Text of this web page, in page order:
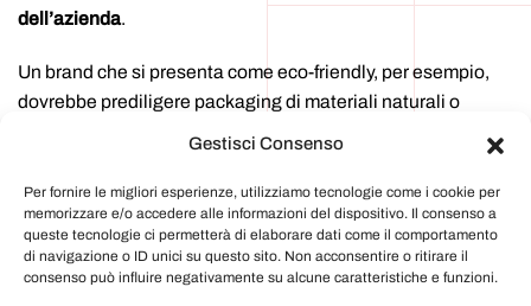
Gestisci Consenso
Per fornire le migliori esperienze, utilizziamo tecnologie come i cookie per
memorizzare e/o accedere alle informazioni del dispositivo. Il consenso a
queste tecnologie ci permetterà di elaborare dati come il comportamento
di navigazione o ID unici su questo sito. Non acconsentire o ritirare il
consenso può influire negativamente su alcune caratteristiche e funzioni.
dell’azienda.
Un brand che si presenta come eco-friendly, per esempio,
dovrebbe prediligere packaging di materiali naturali o
una ricerca preventiva sui destinatari della campagna di
creative seeding, per individuare e disegnare il tipo di
packaging che possa suscitare il loro interesse e il
desiderio di parlare del prodotto.